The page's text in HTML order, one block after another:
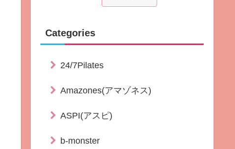
Categories
24/7Pilates
Amazones(アマゾネス)
ASPI(アスピ)
b-monster